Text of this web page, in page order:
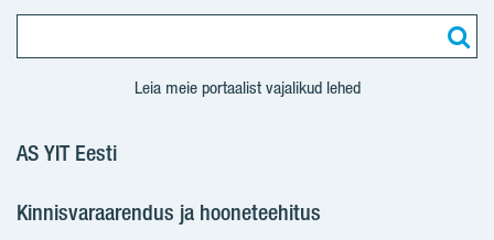
Leia meie portaalist vajalikud lehed
AS YIT Eesti
Kinnisvaraarendus ja hooneteehitus